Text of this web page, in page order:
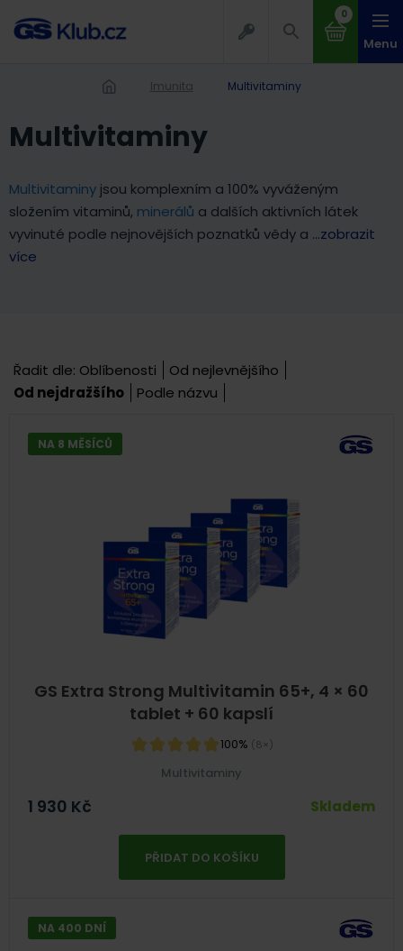
0
Menu
Imunita Multivitaminy
Multivitaminy
Multivitaminy jsou komplexním a 100% vyváženým
složením vitaminů, minerálů a dalších aktivních látek
vyvinuté podle nejnovějších poznatků vědy a ...zobrazit
více
Řadit dle: Oblíbenosti
Od nejlevnějšího
Od nejdražšího
Podle názvu
GS Extra Strong Multivitamin 65+, 4 × 60
tablet + 60 kapslí
100% (8×)
NA 8 MĚSÍCŮ
Multivitaminy
1 930 Kč Skladem
PŘIDAT DO KOŠÍKU
NA 400 DNÍ